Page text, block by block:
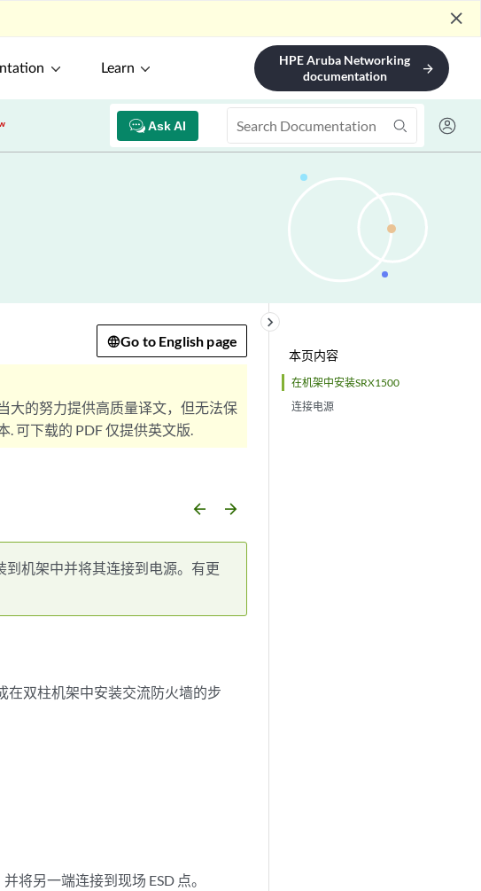
close
Learn
HPE Aruba Networking
documentation
arrow_forward
Ask AI
本页内容
在机架中安装SRX1500
连接电源
keyboard_arrow_right
Go to English page
大的努力提供高质量译文，但无法保
可下载的 PDF 仅提供英文版.
arrow_backward arrow_forward
到机架中并将其连接到电源。有更
在双柱机架中安装交流防火墙的步
将另一端连接到现场 ESD 点。